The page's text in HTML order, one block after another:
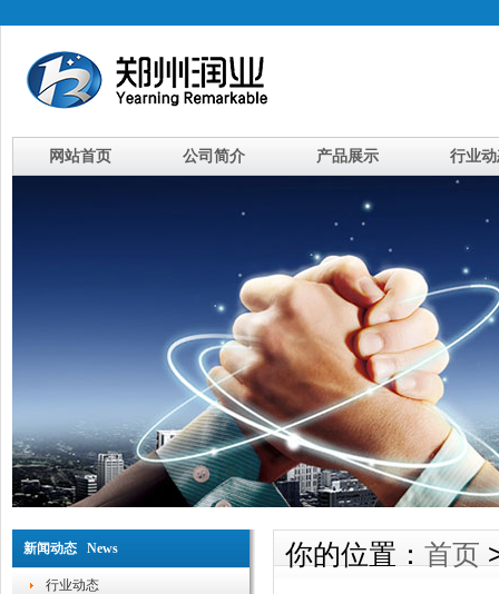
网站首页 公司简介 产品展示 行业
新闻动态 News
行业动态
你的位置： 首页